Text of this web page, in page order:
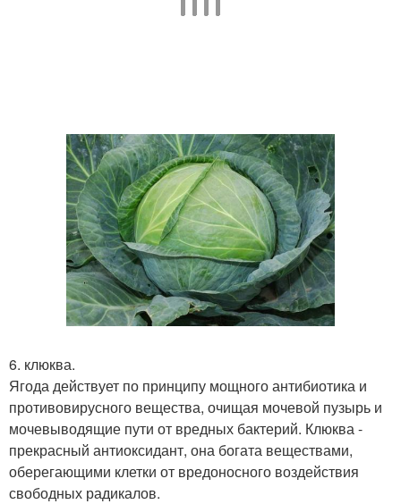
6. клюква.
Ягода действует по принципу мощного антибиотика и
противовирусного вещества, очищая мочевой пузырь и
мочевыводящие пути от вредных бактерий. Клюква -
прекрасный антиоксидант, она богата веществами,
оберегающими клетки от вредоносного воздействия
свободных радикалов.